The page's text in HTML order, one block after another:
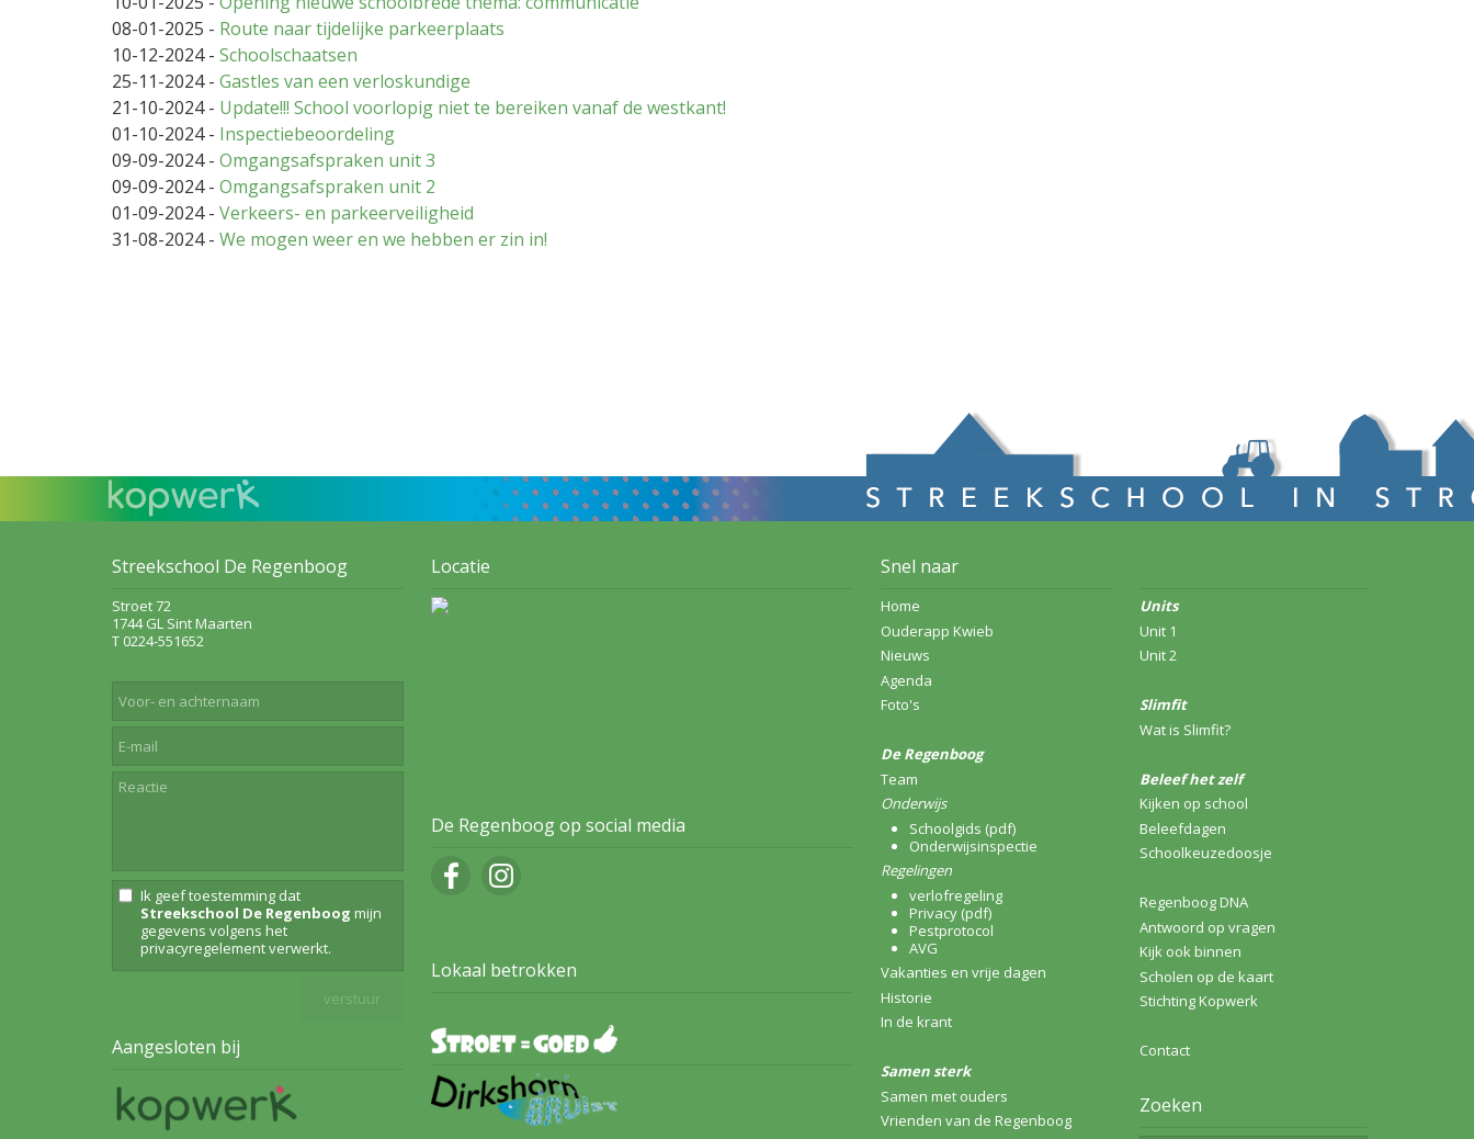
08-01-2025 - Route naar tijdelijke parkeerplaats
10-12-2024- Schoolschaatsen
25-11-2024- Gastles van een verloskundige
21-10-2024- Update!!! School voorlopig niet te bereiken vanaf de westkant!
01-10-2024- Inspectiebeoordeling
09-09-2024- Omgangsafspraken unit 3
09-09-2024- Omgangsafspraken unit 2
01-09-2024- Verkeers- en parkeerveiligheid
31-08-2024- We mogen weer en we hebben er zin in!
Streekschool De Regenboog
Stroet 72
1744 GL Sint Maarten
T 0224-551652
Ik geef toestemming dat
Streekschool De Regenboog mijn
gegevens volgens het
privacyregelementverwerkt.
Aangesloten bij
Locatie
De Regenboog op social media
Lokaal betrokken
Snel naar
Home
Ouderapp Kwieb
Nieuws
Agenda
Foto's
De Regenboog
Team
Onderwijs
Schoolgids (pdf)
Onderwijsinspectie
Regelingen
verlofregeling
Privacy (pdf)
Pestprotocol
AVG
Vakanties en vrije dagen
Historie
In de krant
Samen sterk
Samen met ouders
Vrienden van de Regenboog
Units
Unit 1
Unit 2
Slimfit
Wat is Slimfit?
Beleef het zelf
Kijken op school
Beleefdagen
Schoolkeuzedoosje
Regenboog DNA
Antwoord op vragen
Kijk ook binnen
Scholen op de kaart
Stichting Kopwerk
Contact
Zoeken